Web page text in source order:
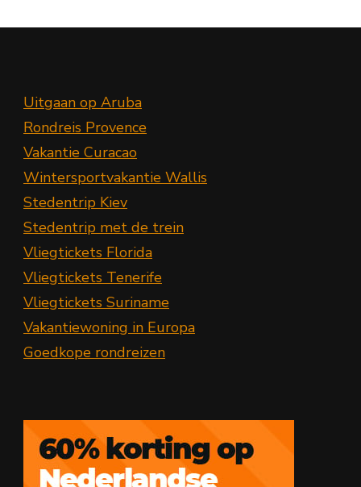
Uitgaan op Aruba
Rondreis Provence
Vakantie Curacao
Wintersportvakantie Wallis
Stedentrip Kiev
Stedentrip met de trein
Vliegtickets Florida
Vliegtickets Tenerife
Vliegtickets Suriname
Vakantiewoning in Europa
Goedkope rondreizen